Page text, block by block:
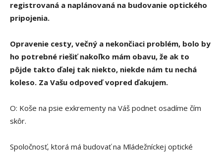
registrovaná a naplánovaná na budovanie optického
pripojenia.
Opravenie cesty, večný a nekončiaci problém, bolo by
ho potrebné riešiť nakoľko mám obavu, že ak to
pôjde takto ďalej tak niekto, niekde nám tu nechá
koleso. Za Vašu odpoveď vopred ďakujem.
O: Koše na psie exkrementy na Váš podnet osadíme čím
skôr.
Spoločnosť, ktorá má budovať na Mládežníckej optické